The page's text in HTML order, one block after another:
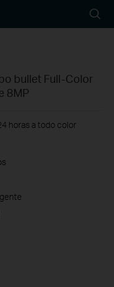
bullet Full-Color
8MP
horas a todo color